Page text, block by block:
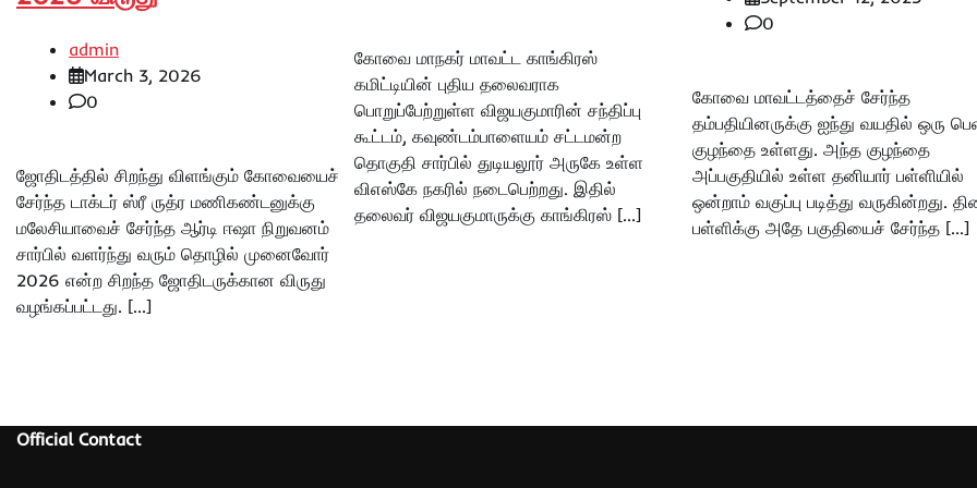
admin
March 3, 2026
0
ஜோதிடத்தில் சிறந்து விளங்கும் கோவையைச்
சேர்ந்த டாக்டர் ஸ்ரீ ருத்ர மணிகண்டனுக்கு
மலேசியாவைச் சேர்ந்த ஆர்டி ஈஷா நிறுவனம்
சார்பில் வளர்ந்து வரும் தொழில் முனைவோர்
2026 என்ற சிறந்த ஜோதிடருக்கான விருது
வழங்கப்பட்டது. […]
கோவை மாநகர் மாவட்ட காங்கிரஸ்
கமிட்டியின் புதிய தலைவராக
பொறுப்பேற்றுள்ள விஜயகுமாரின் சந்திப்பு
கூட்டம், கவுண்டம்பாளையம் சட்டமன்ற
தொகுதி சார்பில் துடியலூர் அருகே உள்ள
விஎஸ்கே நகரில் நடைபெற்றது. இதில்
தலைவர் விஜயகுமாருக்கு காங்கிரஸ் […]
0
கோவை மாவட்டத்தைச் சேர்ந்த
தம்பதியினருக்கு ஐந்து வயதில் ஒரு
குழந்தை உள்ளது. அந்த குழந்தை
அப்பகுதியில் உள்ள தனியார் பள்ளியில்
ஒன்றாம் வகுப்பு படித்து வருகின்றது.
பள்ளிக்கு அதே பகுதியைச் சேர்ந்த […]
Official Contact